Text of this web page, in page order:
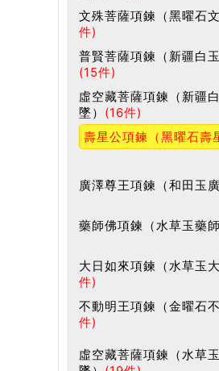
文殊菩薩項鍊（黑曜石
件)
普賢菩薩項鍊（新疆白
(15件)
虛空藏菩薩項鍊（新疆
墜） (16件)
壽星公項鍊（黑曜石壽
廣澤尊王項鍊（和田玉
藥師佛項鍊（水草玉藥
大日如來項鍊（水草玉
件)
不動明王項鍊（金曜石
件)
虛空藏菩薩項鍊（水草